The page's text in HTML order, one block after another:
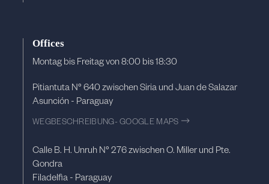
Offices
Montag bis Freitag von 8:00 bis 18:30
Pitiantuta N° 640 zwischen Siria und Juan de Salazar
Asunción - Paraguay
WEGBESCHREIBUNG- GOOGLE MAPS
Calle B. H. Unruh N° 276 zwischen O. Miller und Pte.
Gondra
Filadelfia - Paraguay